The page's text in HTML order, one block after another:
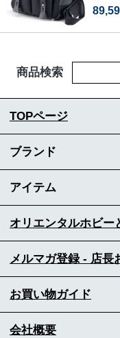
商品検索
TOPページ
ブランド
アイテム
オリエンタルホビー
メルマガ登録 - 店長
お買い物ガイド
会社概要